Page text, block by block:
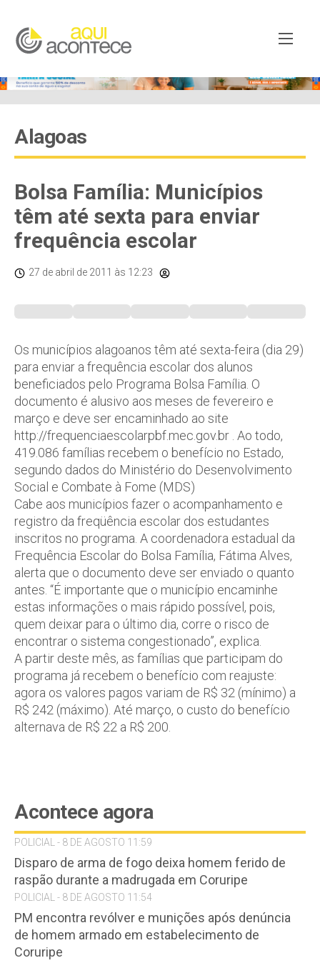
Alagoas
Bolsa Família: Municípios
têm até sexta para enviar
frequência escolar
27 de abril de 2011 às 12:23
Os municípios alagoanos têm até sexta-feira (dia 29)
para enviar a frequência escolar dos alunos
beneficiados pelo Programa Bolsa Família. O
documento é alusivo aos meses de fevereiro e
março e deve ser encaminhado ao site
http://frequenciaescolarpbf.mec.gov.br . Ao todo,
419.086 famílias recebem o benefício no Estado,
segundo dados do Ministério do Desenvolvimento
Social e Combate à Fome (MDS)
Cabe aos municípios fazer o acompanhamento e
registro da freqüência escolar dos estudantes
inscritos no programa. A coordenadora estadual da
Frequência Escolar do Bolsa Família, Fátima Alves,
alerta que o documento deve ser enviado o quanto
antes. “É importante que o município encaminhe
estas informações o mais rápido possível, pois,
quem deixar para o último dia, corre o risco de
encontrar o sistema congestionado”, explica.
A partir deste mês, as famílias que participam do
programa já recebem o benefício com reajuste:
agora os valores pagos variam de R$ 32 (mínimo) a
R$ 242 (máximo). Até março, o custo do benefício
alternava de R$ 22 a R$ 200.
Acontece agora
POLICIAL - 8 DE AGOSTO 11:59
Disparo de arma de fogo deixa homem ferido de
raspão durante a madrugada em Coruripe
POLICIAL - 8 DE AGOSTO 11:54
PM encontra revólver e munições após denúncia
de homem armado em estabelecimento de
Coruripe